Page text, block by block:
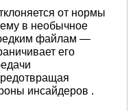
от нормы
в необычное
редким файлам —
его
инсайдеров .